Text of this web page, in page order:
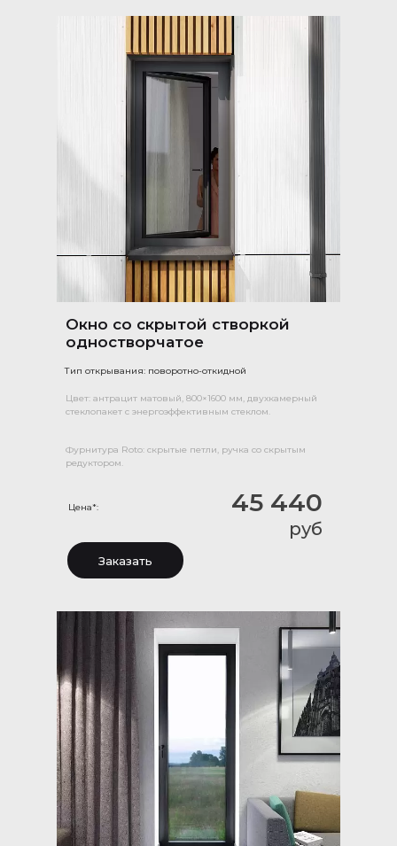
45 440
руб
Окно со скрытой створкой
одностворчатое
Тип открывания: поворотно-откидной
Цвет: антрацит матовый, 800×1600 мм, двухкамерный
стеклопакет с энергоэффективным стеклом.
Фурнитура Roto: скрытые петли, ручка со скрытым
редуктором.
Цена*:
Заказать